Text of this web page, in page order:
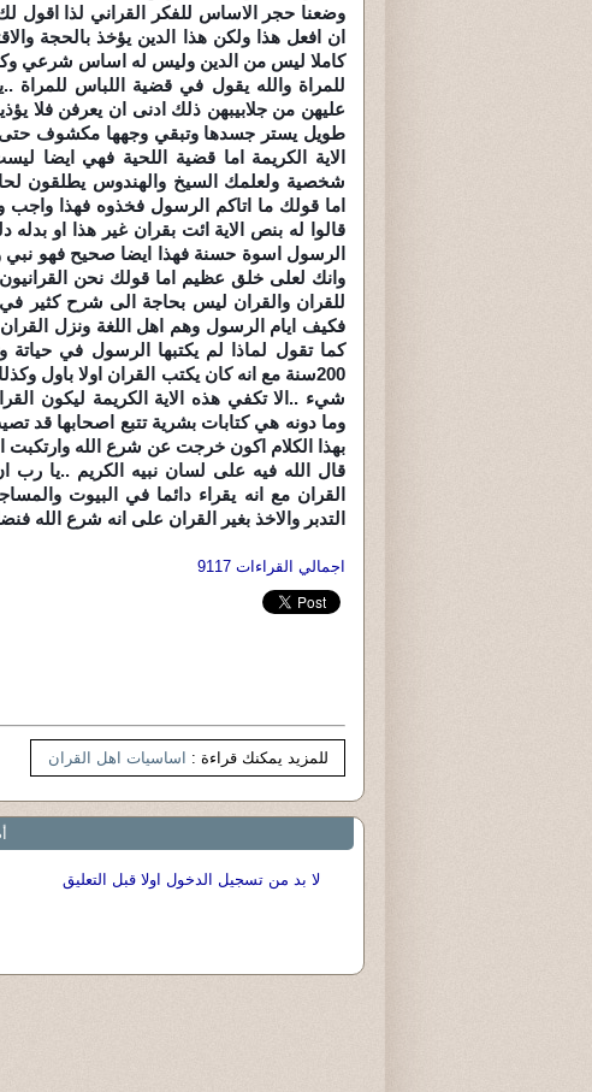
وضعنا حجر الاساس للفكر القراني لذا اقول
ان افعل هذا ولكن هذا الدين يؤخذ بالحجة
كاملا ليس من الدين وليس له اساس شرعي
للمراة والله يقول في قضية اللباس للمراة
عليهن من جلابيبهن ذلك ادنى ان يعرفن فلا
طويل يستر جسدها وتبقي وجهها مكشوف حتى
الاية الكريمة اما قضية اللحية فهي
شخصية ولعلمك السيخ والهندوس يطلقون
اما قولك ما اتاكم الرسول فخذوه فهذا واجب
قالوا له بنص الاية ائت بقران غير هذا او
الرسول اسوة حسنة فهذا ايضا صحيح فهو
وانك لعلى خلق عظيم اما قولك نحن
للقران والقران ليس بحاجة الى شرح كثير في
فكيف ايام الرسول وهم اهل اللغة ونزل
كما تقول لماذا لم يكتبها الرسول في حياتة
200سنة مع انه كان يكتب القران اولا باول
شيء ..الا تكفي هذه الاية الكريمة ليكون
وما دونه هي كتابات بشرية تتبع اصحابها قد
بهذا الكلام اكون خرجت عن شرع الله وارتكبت
قال الله فيه على لسان نبيه الكريم ..يا
القران مع انه يقراء دائما في البيوت
التدبر والاخذ بغير القران على انه شرع الله
اجمالي القراءات 9117
للمزيد يمكنك قراءة : اساسيات اهل القران
لا بد من تسجيل الدخول اولا قبل التعليق